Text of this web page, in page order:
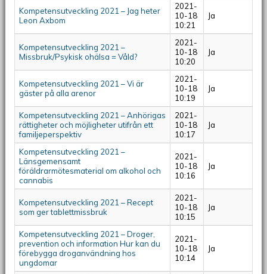
Kompetensutveckling 2021 – Jag heter
Leon Axbom
2021-
10-18
10:21
Ja
Kompetensutveckling 2021 –
Missbruk/Psykisk ohälsa = Våld?
2021-
10-18
10:20
Ja
Kompetensutveckling 2021 – Vi är
gäster på alla arenor
2021-
10-18
10:19
Ja
Kompetensutveckling 2021 – Anhörigas
rättigheter och möjligheter utifrån ett
familjeperspektiv
2021-
10-18
10:17
Ja
Kompetensutveckling 2021 –
Länsgemensamt
föräldrarmötesmaterial om alkohol och
cannabis
2021-
10-18
10:16
Ja
Kompetensutveckling 2021 – Recept
som ger tablettmissbruk
2021-
10-18
10:15
Ja
Kompetensutveckling 2021 – Droger,
prevention och information Hur kan du
förebygga droganvändning hos
ungdomar
2021-
10-18
10:14
Ja